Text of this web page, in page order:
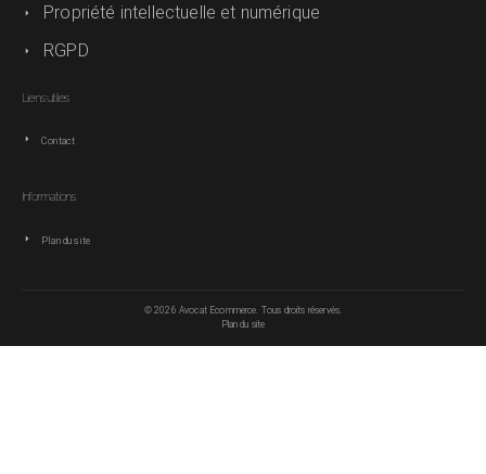
Propriété intellectuelle et numérique
RGPD
Liens utiles
Contact
Informations
Plan du site
© 2026 Avocat Ecommerce. Tous droits réservés.
Plan du site